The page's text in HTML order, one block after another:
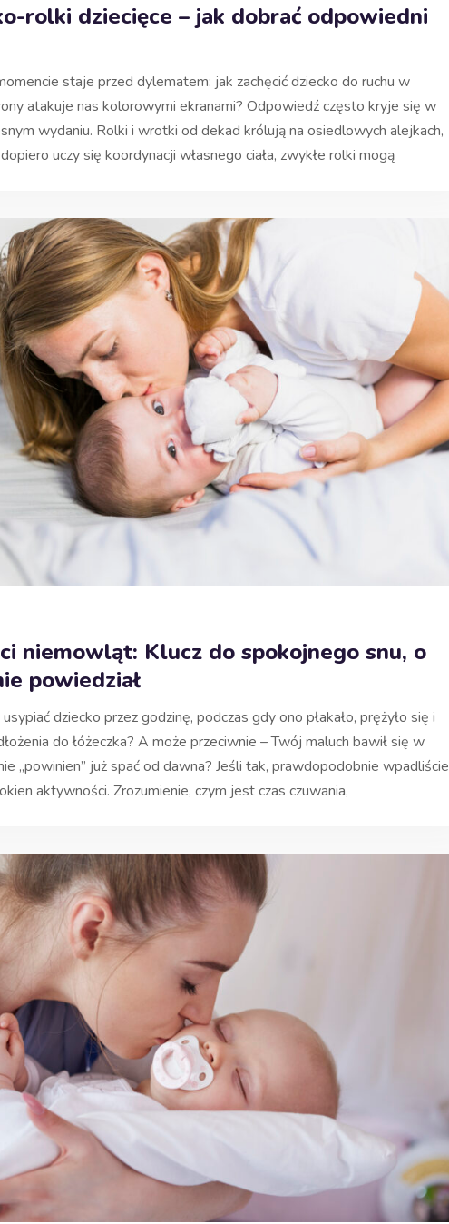
rolki dziecięce – jak dobrać odpowiedni
staje przed dylematem: jak zachęcić dziecko do ruchu w
atakuje nas kolorowymi ekranami? Odpowiedź często kryje się w
wydaniu. Rolki i wrotki od dekad królują na osiedlowych alejkach,
uczy się koordynacji własnego ciała, zwykłe rolki mogą
niemowląt: Klucz do spokojnego snu, o
powiedział
dziecko przez godzinę, podczas gdy ono płakało, prężyło się i
do łóżeczka? A może przeciwnie – Twój maluch bawił się w
„powinien” już spać od dawna? Jeśli tak, prawdopodobnie wpadliście
aktywności. Zrozumienie, czym jest czas czuwania,